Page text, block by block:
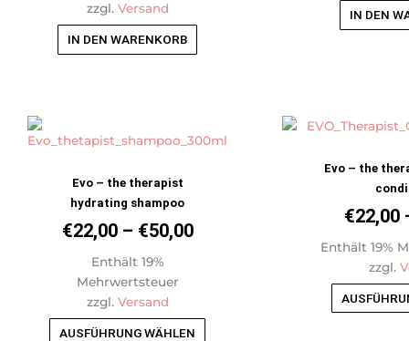
zzgl. Versand
IN DEN WARENKORB
IN DEN
Evo – the therapist
hydrating shampoo
€22,00 – €50,00
Preisspanne:
€22,00
Enthält 19%
Mehrwertsteuer
zzgl. Versand
AUSFÜHRUNG WÄHLEN
Produkt
der
Evo – the
€22,00
Enthält 19%
zzgl.